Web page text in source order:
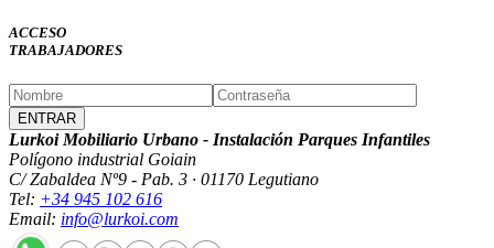
ACCESO
TRABAJADORES
Lurkoi Mobiliario Urbano - Instalación Parques Infantiles
Polígono industrial Goiain
C/ Zabaldea Nº9 - Pab. 3 · 01170 Legutiano
Tel: +34 945 102 616
Email: info@lurkoi.com